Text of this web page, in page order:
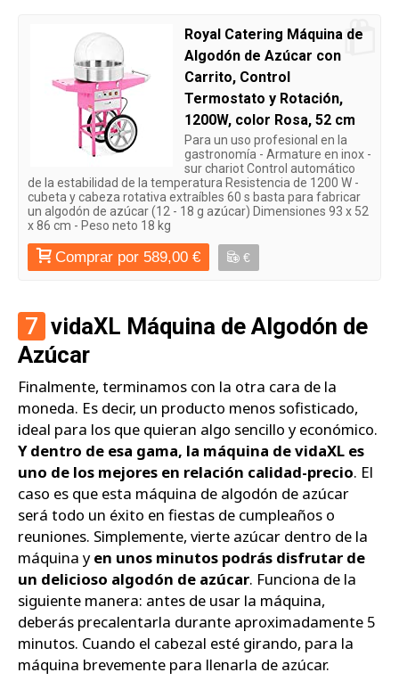
Royal Catering Máquina de
Algodón de Azúcar con
Carrito, Control
Termostato y Rotación,
1200W, color Rosa, 52 cm
Para un uso profesional en la
gastronomía - Armature en inox -
sur chariot Control automático
de la estabilidad de la temperatura Resistencia de 1200 W -
cubeta y cabeza rotativa extraíbles 60 s basta para fabricar
un algodón de azúcar (12 - 18 g azúcar) Dimensiones 93 x 52
x 86 cm - Peso neto 18 kg
Comprar por 589,00 € €
7 vidaXL Máquina de Algodón de
Azúcar
Finalmente, terminamos con la otra cara de la
moneda. Es decir, un producto menos sofisticado,
ideal para los que quieran algo sencillo y económico.
Y dentro de esa gama, la máquina de vidaXL es
uno de los mejores en relación calidad-precio. El
caso es que esta máquina de algodón de azúcar
será todo un éxito en fiestas de cumpleaños o
reuniones. Simplemente, vierte azúcar dentro de la
máquina yen unos minutos podrás disfrutar de
un delicioso algodón de azúcar. Funciona de la
siguiente manera: antes de usar la máquina,
deberás precalentarla durante aproximadamente 5
minutos. Cuando el cabezal esté girando, para la
máquina brevemente para llenarla de azúcar.